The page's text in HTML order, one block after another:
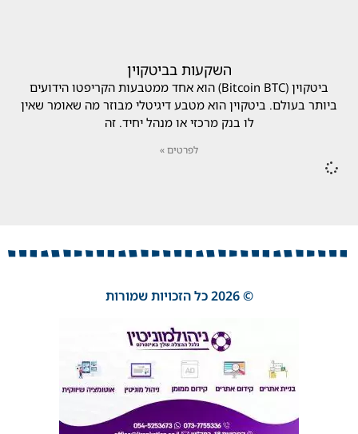
השקעות בביטקוין
ביטקוין (Bitcoin BTC) הוא אחד ממטבעות הקריפטו הידועים
ביותר בעולם. ביטקוין הוא מטבע דיגיטלי מבוזר מה שאומר שאין
לו בנק מרכזי או מנהל יחיד. זה
לפרטים »
© 2026 כל הזכויות שמורות